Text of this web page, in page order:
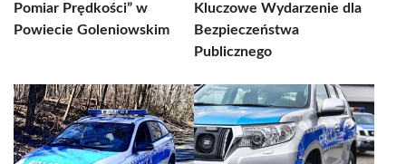
Pomiar Prędkości” w
Powiecie Goleniowskim
Kluczowe Wydarzenie dla
Bezpieczeństwa
Publicznego